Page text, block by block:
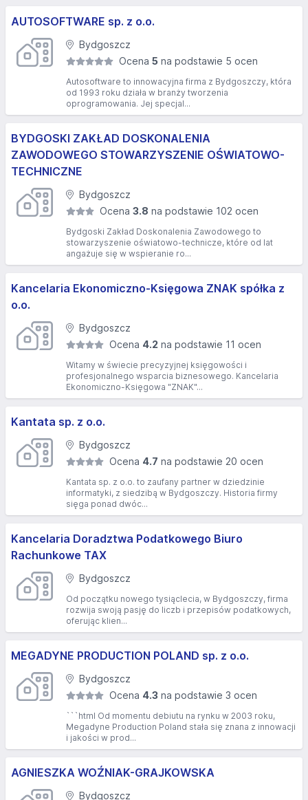
AUTOSOFTWARE sp. z o.o.
Bydgoszcz
Ocena 5 na podstawie 5 ocen
Autosoftware to innowacyjna firma z Bydgoszczy, która
od 1993 roku działa w branży tworzenia
oprogramowania. Jej specjal...
BYDGOSKI ZAKŁAD DOSKONALENIA
ZAWODOWEGO STOWARZYSZENIE OŚWIATOWO-
TECHNICZNE
Bydgoszcz
Ocena3.8 na podstawie 102 ocen
Bydgoski Zakład Doskonalenia Zawodowego to
stowarzyszenie oświatowo-technicze, które od lat
angażuje się w wspieranie ro...
Kancelaria Ekonomiczno-Księgowa ZNAK spółka z
o.o.
Bydgoszcz
Ocena 4.2 na podstawie 11 ocen
Witamy w świecie precyzyjnej księgowości i
profesjonalnego wsparcia biznesowego. Kancelaria
Ekonomiczno-Księgowa "ZNAK"...
Kantata sp. z o.o.
Bydgoszcz
Ocena 4.7 na podstawie 20 ocen
Kantata sp. z o.o. to zaufany partner w dziedzinie
informatyki, z siedzibą w Bydgoszczy. Historia firmy
sięga ponad dwóc...
Kancelaria Doradztwa Podatkowego Biuro
Rachunkowe TAX
Bydgoszcz
Od początku nowego tysiąclecia, w Bydgoszczy, firma
rozwija swoją pasję do liczb i przepisów podatkowych,
oferując klien...
MEGADYNE PRODUCTION POLAND sp. z o.o.
Bydgoszcz
Ocena 4.3 na podstawie 3 ocen
```html Od momentu debiutu na rynku w 2003 roku,
Megadyne Production Poland stała się znana z innowacji
i jakości w prod...
AGNIESZKA WOŹNIAK-GRAJKOWSKA
Bydgoszcz